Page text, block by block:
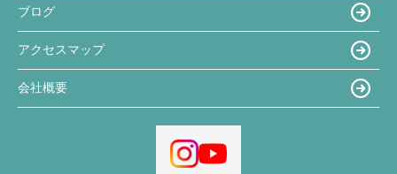
ブログ
アクセスマップ
会社概要